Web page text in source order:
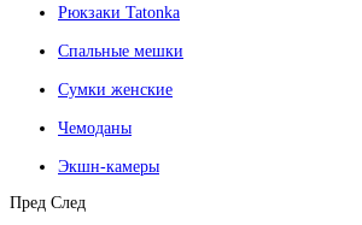
Рюкзаки Tatonka
Спальные мешки
Сумки женские
Чемоданы
Экшн-камеры
Пред След